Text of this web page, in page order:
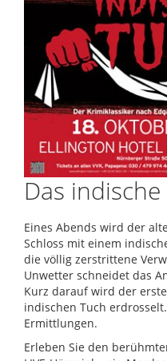
Das
Eines Abends wird der
Schloss mit einem
die völlig zerstrittene
Unwetter schneidet das
Kurz darauf wird der
indischen Tuch
Ermittlungen.
Erleben Sie den